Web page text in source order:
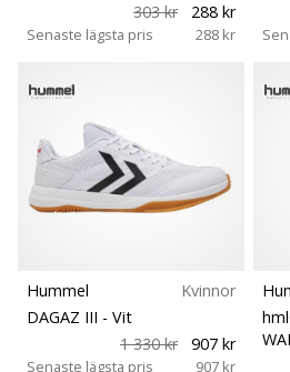
303 kr
288 kr
Senaste lägsta pris 288 kr
Hummel
Kvinnor
DAGAZ III - Vit
1 330 kr
907 kr
Senaste lägsta pris 907 kr